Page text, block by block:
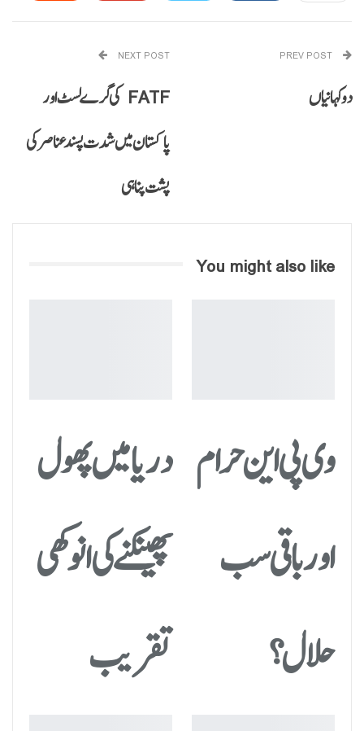
دوکہانیاں
NEXT POST
FATF کی گرے لسٹ اور
پاکستان میں شدت پسند عناصر کی
پشت پناہی
You might also like
وی پی این حرام
اور باقی سب
حلال؟
دریا میں پھول
پھینکنے کی انوکھی
تقریب